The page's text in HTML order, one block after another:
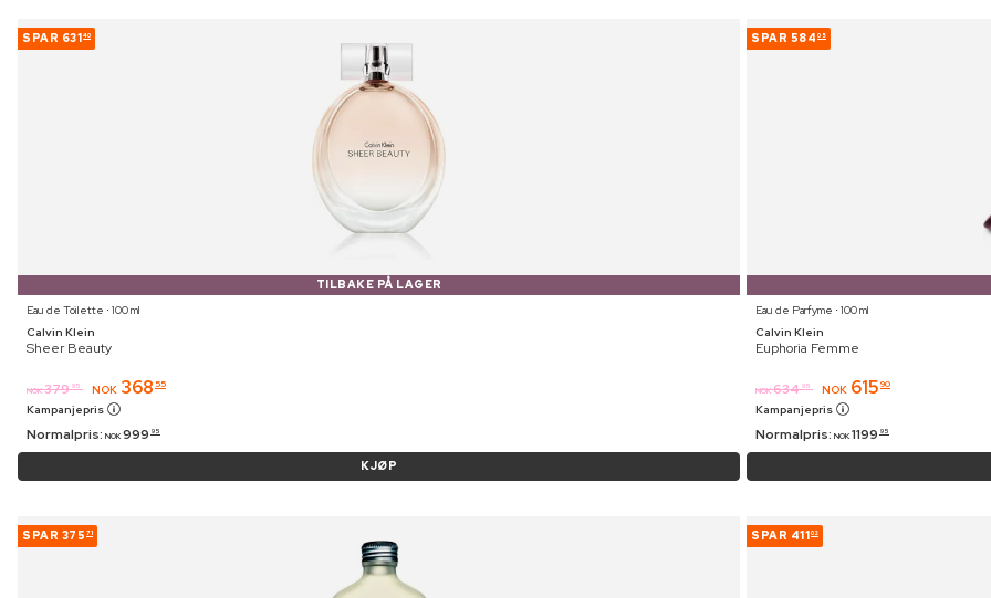
SPAR 63140
TILBAKE PÅ LAGER
Eau de Toilette ⋅ 100 ml
Calvin Klein
Sheer Beauty
NOK 379 95 NOK 368 55
Kampanjepris
Normalpris: NOK 999 95
KJØP
SPAR 584 05
Eau de Parfyme ⋅ 100 ml
Calvin Klein
Euphoria Femme
NOK 634 95 NOK 615 90
Kampanjepris
Normalpris: NOK 1199 95
SPAR 375 71 SPAR 41102